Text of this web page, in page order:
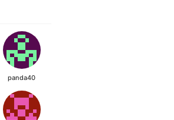
panda40